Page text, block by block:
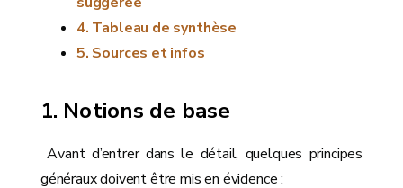
Tableau de synthèse
Sources et infos
Notions de base
Avant d’entrer dans le détail, quelques principes
généraux doivent être mis en évidence :